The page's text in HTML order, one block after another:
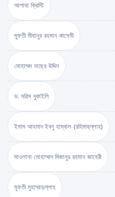
আগাথা ক্রিস্টি
মুফতী মীযানুর রহমান কাসেমী
মোহাম্মদ নাছের উদ্দিন
ড. মরিস বুকাইলি
ইমাম আহমাদ ইবনু হাম্বাল (রহিমাহুল্লাহ)
মাওলানা মোহাম্মাদ মিজানুর রহমান জাহেরী
মুফতী মুহাম্মাদুল্লাহ